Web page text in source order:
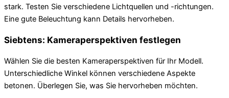
stark. Testen Sie verschiedene Lichtquellen und -richtungen.
Eine gute Beleuchtung kann Details hervorheben.
Siebtens: Kameraperspektiven festlegen
Wählen Sie die besten Kameraperspektiven für Ihr Modell.
Unterschiedliche Winkel können verschiedene Aspekte
betonen. Überlegen Sie, was Sie hervorheben möchten.